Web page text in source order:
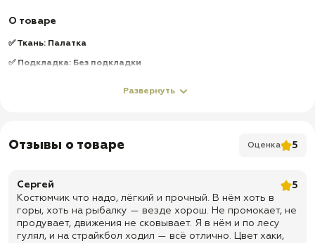
О товаре
✅ Ткань: Палатка
✅ Подкладка: Без подкладки
✅ 8 пуговиц на канадской ленте с супатной застежкой
✅ Манжеты на резинке
✅ Резинки в районе запястий
✅ Утяжки по низу куртки
Развернуть
Отзывы о товаре Оценка 5
Сергей
5
Костюмчик что надо, лёгкий и прочный. В нём хоть в
горы, хоть на рыбалку — везде хорош. Не промокает, не
продувает, движения не сковывает. Я в нём и по лесу
гулял, и на страйкбол ходил — всё отлично. Цвет хаки,